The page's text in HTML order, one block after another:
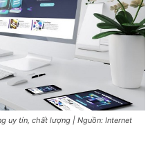
uy tín, chất lượng | Nguồn: Internet